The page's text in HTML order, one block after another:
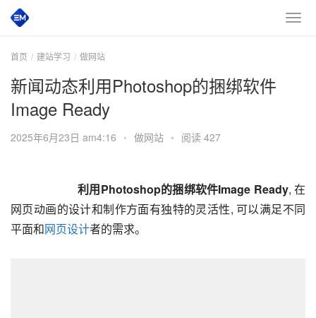
首页 建站学习 做网站
新闻动态利用Photoshop的捆绑软件
Image Ready
2025年6月23日 am4:16 • 做网站 • 阅读 427
利用Photoshop的捆绑软件Image Ready, 在
网页动画的设计和制作方面有独特的灵活性, 可以满足不同
平面和网页设计者的需求。